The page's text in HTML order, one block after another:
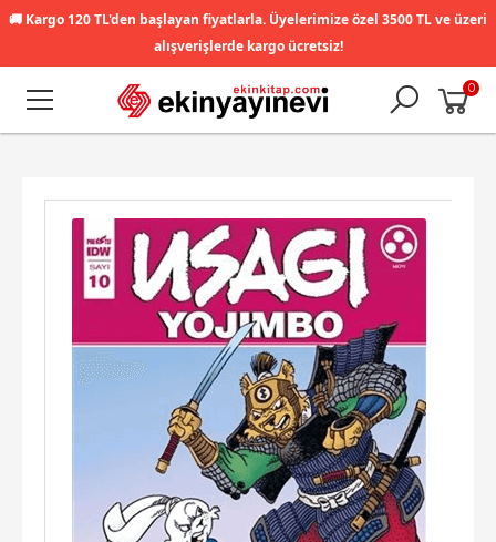
🚚 Kargo 120 TL'den başlayan fiyatlarla. Üyelerimize özel 3500 TL ve üzeri
alışverişlerde kargo ücretsiz!
0